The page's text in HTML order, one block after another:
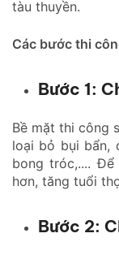
tàu thuyền.
Các bước thi
Bước 1:
Bề mặt thi công
loại bỏ bụi bẩn,
bong tróc,....
hơn, tăng tuổi
Bước 2: